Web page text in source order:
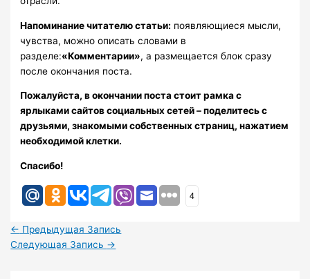
Напоминание читателю статьи: появляющиеся мысли,
чувства, можно описать словами в
разделе:«Комментарии», а размещается блок сразу
после окончания поста.
Пожалуйста, в окончании поста стоит рамка с
ярлыками сайтов социальных сетей – поделитесь с
друзьями, знакомыми собственных страниц, нажатием
необходимой клетки.
Спасибо!
4
← Предыдущая Запись
Следующая Запись →